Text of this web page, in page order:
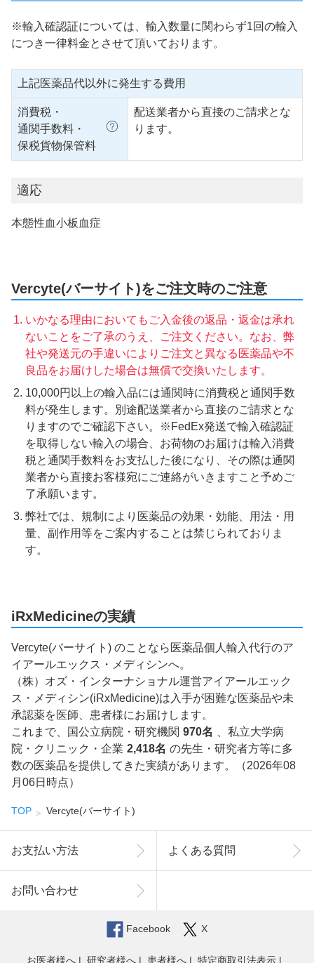
※輸入確認証については、輸入数量に関わらず1回の輸入
につき一律料金とさせて頂いております。
上記医薬品代以外に発生する費用
消費税・
通関手数料・
保税貨物保管料
配送業者から直接のご請求とな
ります。
適応
本態性血小板血症
Vercyte(バーサイト)をご注文時のご注意
いかなる理由においてもご入金後の返品・返金は承れ
ないことをご了承のうえ、ご注文ください。なお、弊
社や発送元の手違いによりご注文と異なる医薬品や不
良品をお届けした場合は無償で交換いたします。
10,000円以上の輸入品には通関時に消費税と通関手数
料が発生します。別途配送業者から直接のご請求とな
りますのでご確認下さい。※FedEx発送で輸入確認証
を取得しない輸入の場合、お荷物のお届けは輸入消費
税と通関手数料をお支払した後になり、その際は通関
業者から直接お客様宛にご連絡がいきますこと予めご
了承願います。
弊社では、規制により医薬品の効果・効能、用法・用
量、副作用等をご案内することは禁じられておりま
す。
iRxMedicineの実績
Vercyte(バーサイト) のことなら医薬品個人輸入代行のア
イアールエックス・メディシンへ。
（株）オズ・インターナショナル運営アイアールエック
ス・メディシン(iRxMedicine)は入手が困難な医薬品や未
承認薬を医師、患者様にお届けします。
これまで、国公立病院・研究機関 970名
、私立大学病
院・クリニック・企業 2,418名 の先生・研究者方等に多
数の医薬品を提供してきた実績があります。（2026年08
月06日時点）
TOP Vercyte(バーサイト)
お支払い方法 よくある質問
お問い合わせ
Facebook X
お医者様へ 研究者様へ 患者様へ 特定商取引法表示